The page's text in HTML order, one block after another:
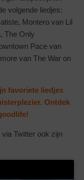
volgende liedjes:
Montero van Lil
The Only
Pace van
van The War on
favoriete liedjes
Ontdek
Twitter ook zijn